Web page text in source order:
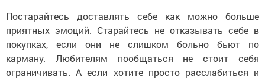
Постарайтесь доставлять себе как можно больше
приятных эмоций. Старайтесь не отказывать себе в
покупках, если они не слишком больно бьют по
карману. Любителям пообщаться не стоит себя
ограничивать. А если хотите просто расслабиться и